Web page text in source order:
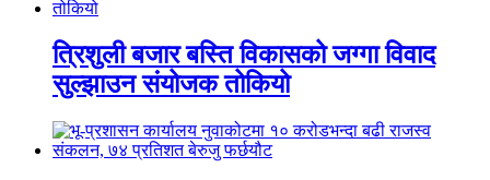
त्रिशुली बजार बस्ति विकासको जग्गा विवाद
सुल्झाउन संयोजक तोकियो